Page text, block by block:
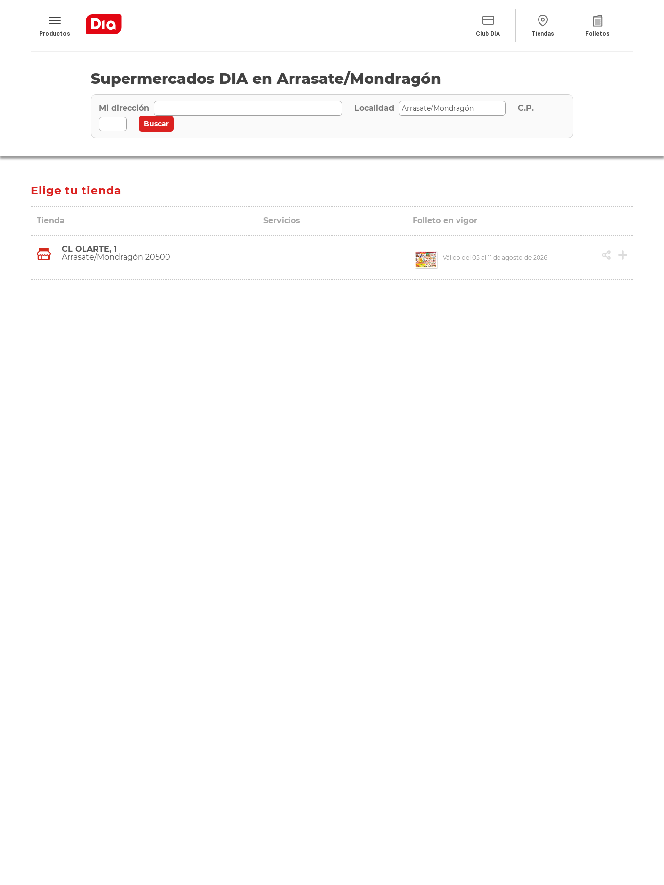
Productos Club DIA Tiendas Folletos
Supermercados DIA en Arrasate/Mondragón
Mi dirección Localidad C.P.
Elige tu tienda
Tienda Servicios Folleto en vigor
CL OLARTE, 1
Arrasate/Mondragón 20500
Válido del 05 al 11 de agosto de 2026